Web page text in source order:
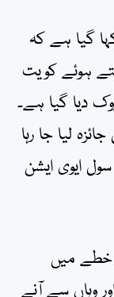
گیا ہے کہ
ہوئے کویت
دیا گیا ہے۔
لیا جا رہا
ایوی ایشن
خطے میں
وہاں سے آنے